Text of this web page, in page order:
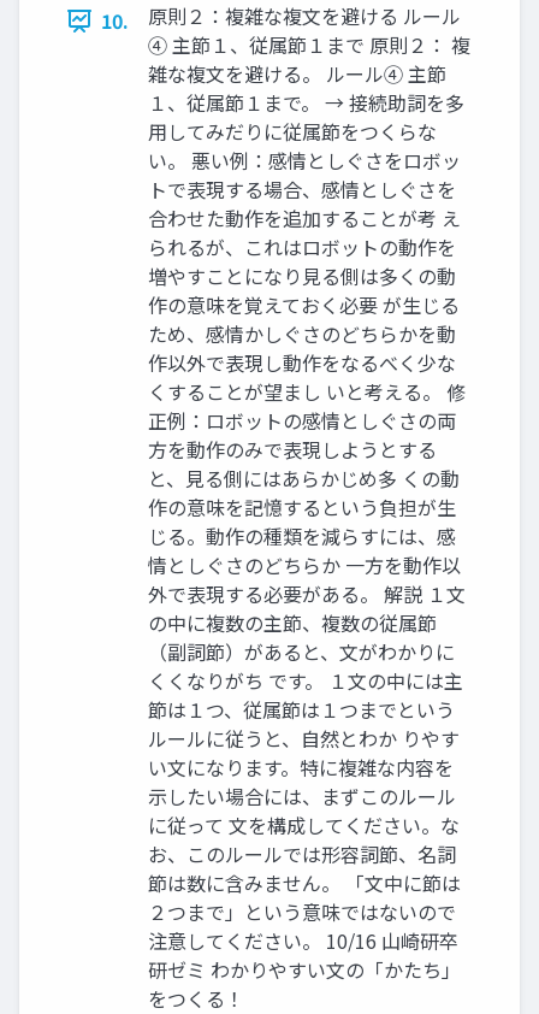
10.
原則２：複雑な複文を避ける ルール
④ 主節１、従属節１まで 原則２： 複
雑な複文を避ける。 ルール④ 主節
１、従属節１まで。 → 接続助詞を多
用してみだりに従属節をつくらな
い。 悪い例：感情としぐさをロボッ
トで表現する場合、感情としぐさを
合わせた動作を追加することが考 え
られるが、これはロボットの動作を
増やすことになり見る側は多くの動
作の意味を覚えておく必要 が生じる
ため、感情かしぐさのどちらかを動
作以外で表現し動作をなるべく少な
くすることが望まし いと考える。 修
正例：ロボットの感情としぐさの両
方を動作のみで表現しようとする
と、見る側にはあらかじめ多 くの動
作の意味を記憶するという負担が生
じる。動作の種類を減らすには、感
情としぐさのどちらか 一方を動作以
外で表現する必要がある。 解説 １文
の中に複数の主節、複数の従属節
（副詞節）があると、文がわかりに
くくなりがち です。 １文の中には主
節は１つ、従属節は１つまでという
ルールに従うと、自然とわか りやす
い文になります。特に複雑な内容を
示したい場合には、まずこのルール
に従って 文を構成してください。な
お、このルールでは形容詞節、名詞
節は数に含みません。 「文中に節は
２つまで」という意味ではないので
注意してください。 10/16 山崎研卒
研ゼミ わかりやすい文の「かたち」
をつくる！